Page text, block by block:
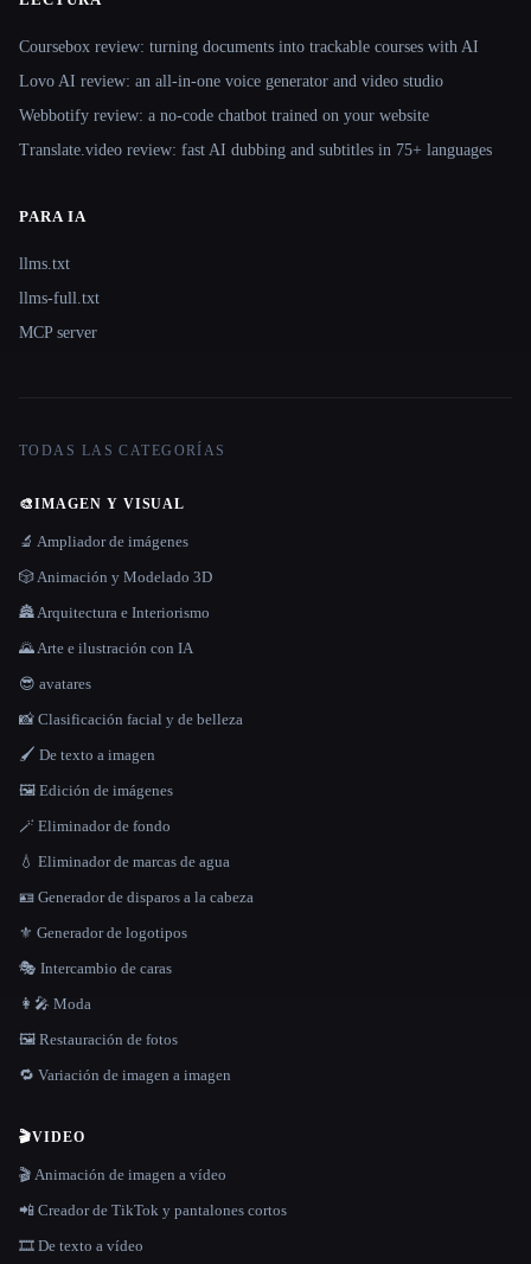
Coursebox review: turning documents into trackable courses with AI
Lovo AI review: an all-in-one voice generator and video studio
Webbotify review: a no-code chatbot trained on your website
Translate.video review: fast AI dubbing and subtitles in 75+ languages
PARA IA
llms.txt
llms-full.txt
MCP server
TODAS LAS CATEGORÍAS
🎨IMAGEN Y VISUAL
🔬 Ampliador de imágenes
🎲 Animación y Modelado 3D
🏯 Arquitectura e Interiorismo
🌄 Arte e ilustración con IA
😎 avatares
📸 Clasificación facial y de belleza
🖌️ De texto a imagen
🖼️ Edición de imágenes
🪄 Eliminador de fondo
💧 Eliminador de marcas de agua
🪪 Generador de disparos a la cabeza
⚜️ Generador de logotipos
🎭 Intercambio de caras
👩‍🎤 Moda
🖼️ Restauración de fotos
🔁 Variación de imagen a imagen
🎬VIDEO
🎬 Animación de imagen a vídeo
📲 Creador de TikTok y pantalones cortos
🎞️ De texto a vídeo